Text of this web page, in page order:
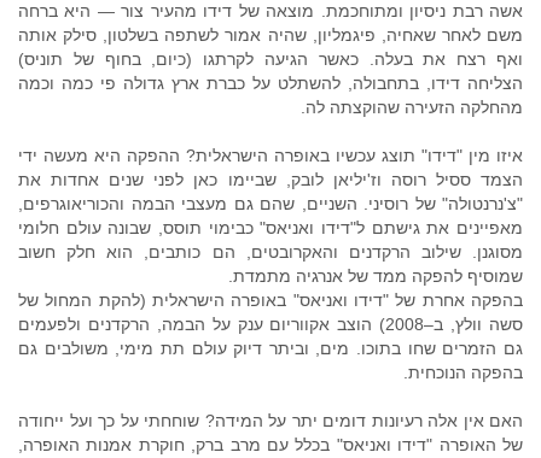
אשה רבת ניסיון ומתוחכמת. מוצאה של דידו מהעיר צור — היא ברחה
משם לאחר שאחיה, פיגמליון, שהיה אמור לשתפה בשלטון, סילק אותה
ואף רצח את בעלה. כאשר הגיעה לקרתגו (כיום, בחוף של תוניס)
הצליחה דידו, בתחבולה, להשתלט על כברת ארץ גדולה פי כמה וכמה
מהחלקה הזעירה שהוקצתה לה.
איזו מין "דידו" תוצג עכשיו באופרה הישראלית? ההפקה היא מעשה ידי
הצמד ססיל רוסה וז'יליאן לובק, שביימו כאן לפני שנים אחדות את
"צ'נרנטולה" של רוסיני. השניים, שהם גם מעצבי הבמה והכוריאוגרפים,
מאפיינים את גישתם ל"דידו ואניאס" כבימוי תוסס, שבונה עולם חלומי
מסוגנן. שילוב הרקדנים והאקרובטים, הם כותבים, הוא חלק חשוב
שמוסיף להפקה ממד של אנרגיה מתמדת.
בהפקה אחרת של "דידו ואניאס" באופרה הישראלית (להקת המחול של
סשה וולץ, ב–2008) הוצב אקווריום ענק על הבמה, הרקדנים ולפעמים
גם הזמרים שחו בתוכו. מים, וביתר דיוק עולם תת מימי, משולבים גם
בהפקה הנוכחית.
האם אין אלה רעיונות דומים יתר על המידה? שוחחתי על כך ועל ייחודה
של האופרה "דידו ואניאס" בכלל עם מרב ברק, חוקרת אמנות האופרה,